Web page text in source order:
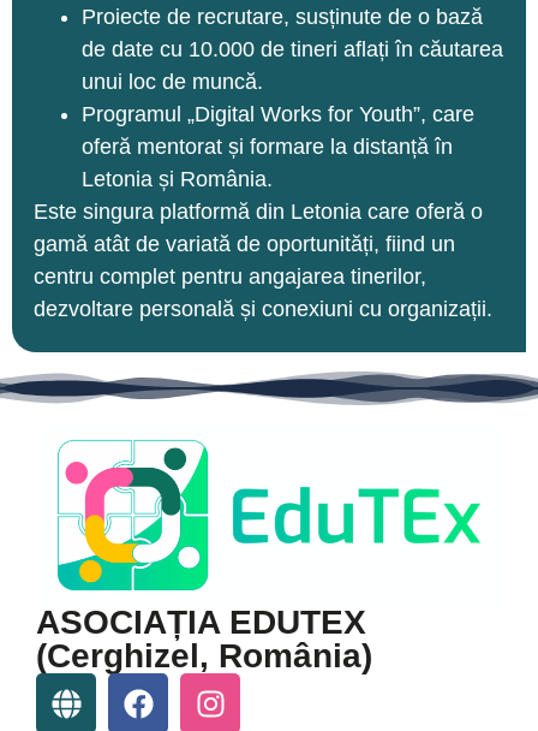
Proiecte de recrutare, susținute de o bază
de date cu 10.000 de tineri aflați în căutarea
unui loc de muncă.
Programul „Digital Works for Youth”, care
oferă mentorat și formare la distanță în
Letonia și România.
Este singura platformă din Letonia care oferă o
gamă atât de variată de oportunități, fiind un
centru complet pentru angajarea tinerilor,
dezvoltare personală și conexiuni cu organizații.
ASOCIAȚIA EDUTEX
(Cerghizel, România)